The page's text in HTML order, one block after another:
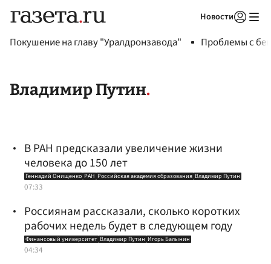
Новости
Покушение на главу "Уралдронзавода" Проблемы с
Владимир Путин
В РАН предсказали увеличение жизни
человека до 150 лет
Геннадий Онищенко РАН Российская академия образования Владимир Путин
07:33
Россиянам рассказали, сколько коротких
рабочих недель будет в следующем году
Финансовый университет Владимир Путин Игорь Балынин
04:34